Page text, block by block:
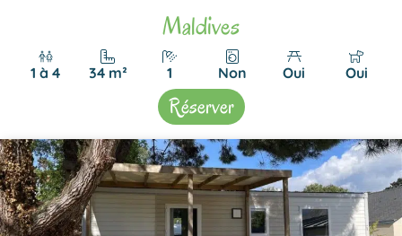
Maldives
1 à 4 34 m² 1 Non Oui Oui
Réserver